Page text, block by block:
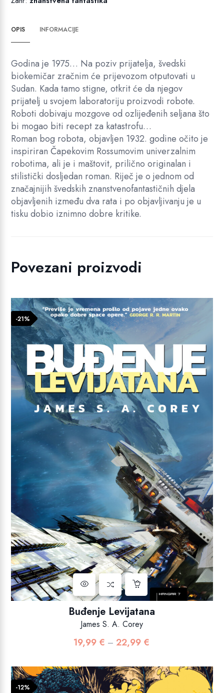
OPIS INFORMACIJE
Godina je 1975… Na poziv prijatelja, švedski
biokemičar zračnim će prijevozom otputovati u
Sudan. Kada tamo stigne, otkrit će da njegov
prijatelj u svojem laboratoriju proizvodi robote.
Roboti dobivaju mozgove od ozlijeđenih seljana što
bi mogao biti recept za katastrofu…
Roman bog robota, objavljen 1932. godine očito je
inspiriran Čapekovim Rossumovim univerzalnim
robotima, ali je i maštovit, prilično originalan i
stilistički dosljedan roman. Riječ je o jednom od
značajnijih švedskih znanstvenofantastičnih djela
objavljenih između dva rata i po objavljivanju je u
tisku dobio iznimno dobre kritike.
Povezani proizvodi
-21%
Buđenje Levijatana
James S. A. Corey
19,99 € – 22,99 €
od
19,99 €
-12%